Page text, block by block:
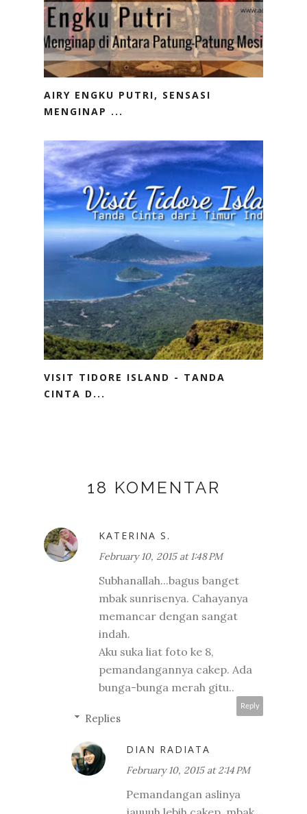
AIRY ENGKU PUTRI, SENSASI
MENGINAP ...
VISIT TIDORE ISLAND - TANDA
CINTA D...
18 KOMENTAR
KATERINA S.
February 10, 2015 at 1:48 PM
Subhanallah...bagus banget
mbak sunrisenya. Cahayanya
memancar dengan sangat
indah.
Aku suka liat foto ke 8,
pemandangannya cakep. Ada
bunga-bunga merah gitu..
Reply
Replies
DIAN RADIATA
February 10, 2015 at 2:14 PM
Pemandangan aslinya